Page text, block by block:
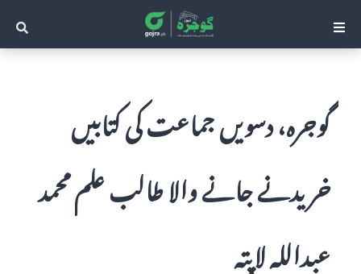
گوجرہ، دسویں جماعت کی کتابیں
خریدنے جانے والا طالب علم محمد
عبداللہ لاپتہ